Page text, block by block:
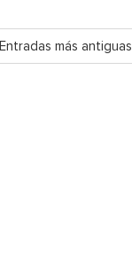
Entradas más antiguas